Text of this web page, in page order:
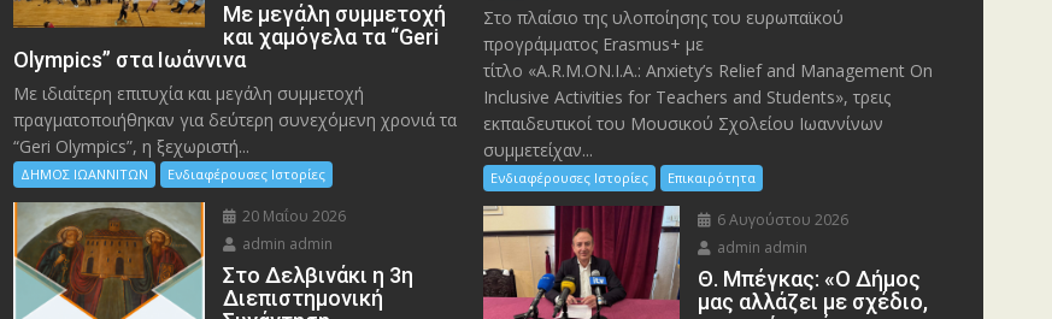
Με μεγάλη συμμετοχή
και χαμόγελα τα “Geri
Olympics” στα Ιωάννινα
Με ιδιαίτερη επιτυχία και μεγάλη συμμετοχή
πραγματοποιήθηκαν για δεύτερη συνεχόμενη χρονιά τα
“Geri Olympics”, η ξεχωριστή...
ΔΗΜΟΣ ΙΩΑΝΝΙΤΩΝ Ενδιαφέρουσες Ιστορίες
20 Μαΐου 2026
admin admin
Στο Δελβινάκι η 3η
Διεπιστημονική
Στο πλαίσιο της υλοποίησης του ευρωπαϊκού
προγράμματος Erasmus+ με
τίτλο «A.R.M.ON.I.A.: Anxiety’s Relief and Management On
Inclusive Activities for Teachers and Students», τρεις
εκπαιδευτικοί του Μουσικού Σχολείου Ιωαννίνων
συμμετείχαν...
Ενδιαφέρουσες Ιστορίες Επικαιρότητα
6 Αυγούστου 2026
admin admin
Θ. Μπέγκας: «Ο Δήμος
μας αλλάζει με σχέδιο,